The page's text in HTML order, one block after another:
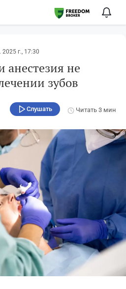
г., 17:30
анестезия не
зубов
Слушать Читать 3 мин